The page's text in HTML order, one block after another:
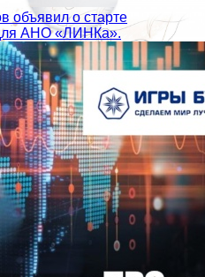
объявил о старте
АНО «ЛИНКа».